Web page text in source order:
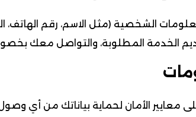
الشخصية (مثل الاسم، رقم الهاتف،
الخدمة المطلوبة، والتواصل معك
الأمان لحماية بياناتك من أي وصول